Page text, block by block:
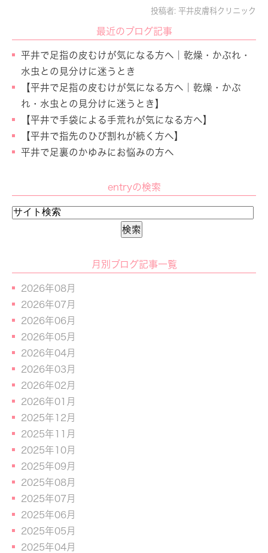
投稿者: 平井皮膚科クリニック
最近のブログ記事
平井で足指の皮むけが気になる方へ｜乾燥・かぶれ・
水虫との見分けに迷うとき
【平井で足指の皮むけが気になる方へ｜乾燥・かぶ
れ・水虫との見分けに迷うとき】
【平井で手袋による手荒れが気になる方へ】
【平井で指先のひび割れが続く方へ】
平井で足裏のかゆみにお悩みの方へ
entryの検索
月別ブログ記事一覧
2026年08月
2026年07月
2026年06月
2026年05月
2026年04月
2026年03月
2026年02月
2026年01月
2025年12月
2025年11月
2025年10月
2025年09月
2025年08月
2025年07月
2025年06月
2025年05月
2025年04月